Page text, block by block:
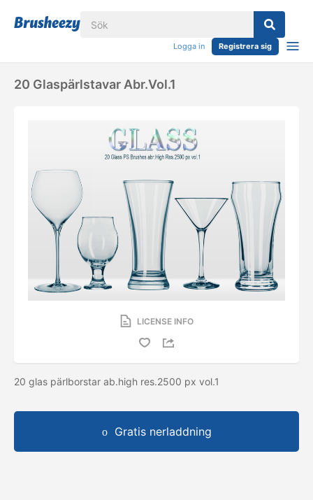
Logga in Registrera sig
20 Glaspärlstavar Abr.vol.1
LICENSE INFO
20 glas pärlborstar ab.high res.2500 px vol.1
Gratis nerladdning